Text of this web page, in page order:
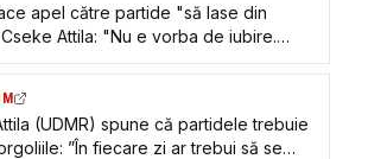
apel către partide "să lase din
Attila: "Nu e vorba de iubire.
luăm modelul alegerii Papei"
(UDMR) spune că partidele trebuie
”În fiecare zi ar trebui să se